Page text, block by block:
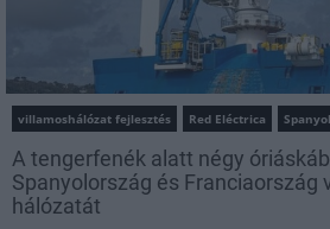
villamoshálózat fejlesztés Red Eléctrica
A tengerfenék alatt négy
Spanyolország és Franciaország
hálózatát